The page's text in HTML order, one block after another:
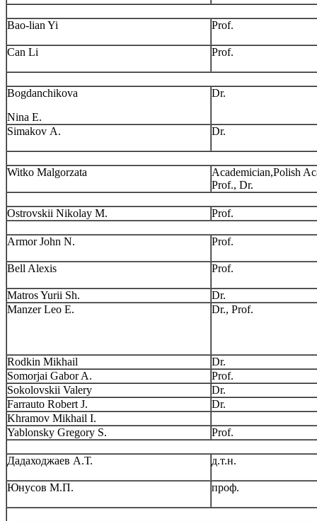
Bao-lian Yi Prof.
Can Li Prof.
Bogdanchikova
Nina E.
Dr.
Simakov А. Dr.
Witko Malgorzata
Academician,Polish
Prof., Dr.
Ostrovskii Nikolay M. Prof.
Armor John N. Prof.
Bell Alexis Prof.
Matros Yurii Sh.
Dr.
Manzer Leo E.
Dr., Prof.
Rodkin Mikhail
Dr.
Somorjai Gabor A.
Prof.
Sokolovskii Valery
Dr.
Farrauto Robert J.
Dr.
Khramov Mikhail I.
Yablonsky Gregory S.
Prof.
Дадаходжаев А.Т. д.т.н.
Юнусов М.П. проф.